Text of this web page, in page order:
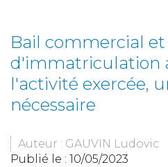
Bail commercial
d'immatriculation
l'activité exercée,
nécessaire
Auteur : GAUVIN Ludovic
Publié le : 10/05/2023